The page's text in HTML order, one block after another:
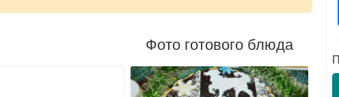
Фото готового блюда